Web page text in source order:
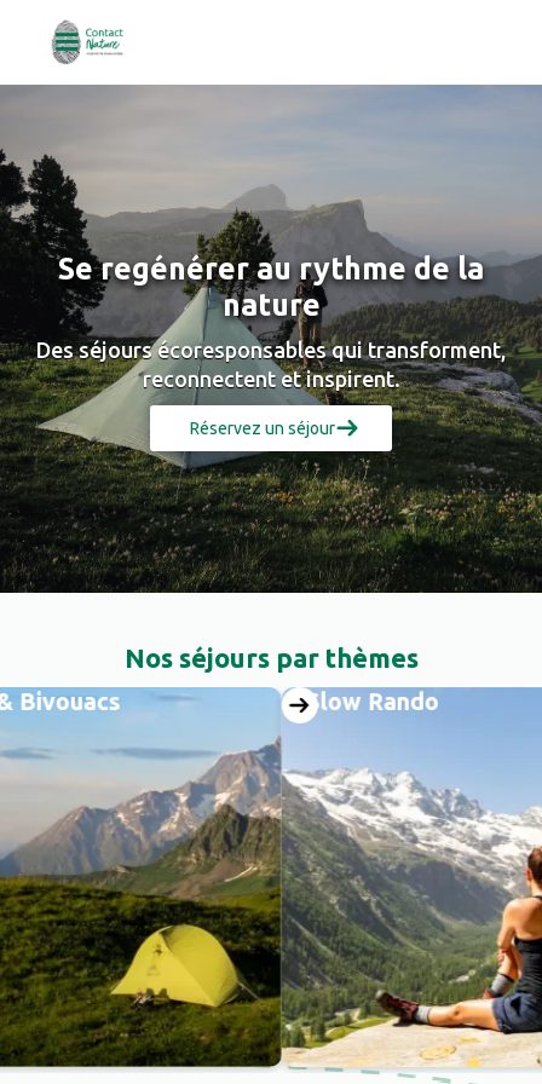
Se regénérer au rythme de la
nature
Des séjours écoresponsables qui transforment,
reconnectent et inspirent.
Réservez un séjour
Nos séjours par thèmes
Slow Rando